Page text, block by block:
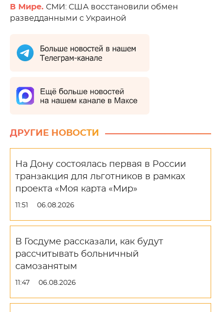
В Мире. СМИ: США восстановили обмен
разведданными с Украиной
ДРУГИЕ НОВОСТИ
На Дону состоялась первая в России
транзакция для льготников в рамках
проекта «Моя карта «Мир»
11:51 06.08.2026
В Госдуме рассказали, как будут
рассчитывать больничный
самозанятым
11:47 06.08.2026